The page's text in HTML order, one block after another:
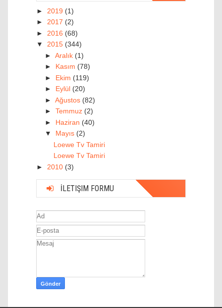
► 2019 (1)
► 2017 (2)
► 2016 (68)
▼ 2015 (344)
► Aralık (1)
► Kasım (78)
► Ekim (119)
► Eylül (20)
► Ağustos (82)
► Temmuz (2)
► Haziran (40)
▼ Mayıs (2)
Loewe Tv Tamiri
Loewe Tv Tamiri
► 2010 (3)
İLETIŞIM FORMU